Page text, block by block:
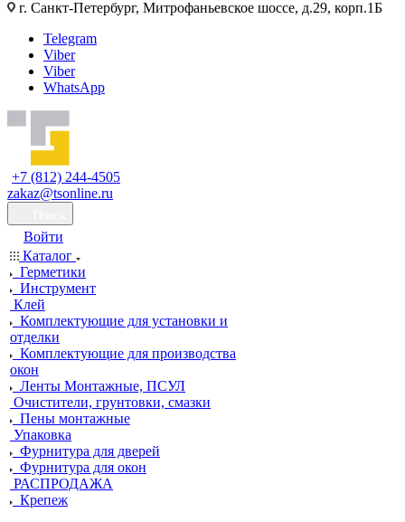
г. Санкт-Петербург, Митрофаньевское шоссе, д.29, корп.1Б
Telegram
Viber
Viber
WhatsApp
+7 (812) 244-4505
zakaz@tsonline.ru
Войти
Каталог
Герметики
Инструмент
Клей
Комплектующие для установки и
отделки
Комплектующие для производства
окон
Ленты Монтажные, ПСУЛ
Очистители, грунтовки, смазки
Пены монтажные
Упаковка
Фурнитура для дверей
Фурнитура для окон
РАСПРОДАЖА
Крепеж